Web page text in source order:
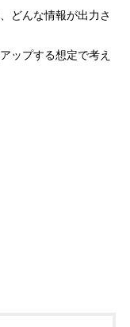
どんな情報が出力さ
ップする想定で考え